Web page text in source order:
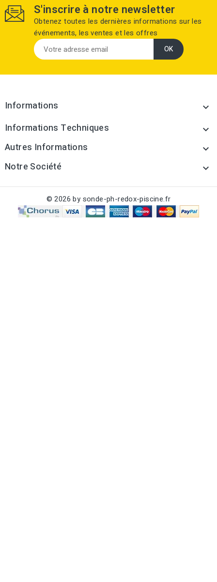
S'inscrire à notre newsletter
Obtenez toutes les dernières informations sur les
événements, les ventes et les offres
Informations 
Informations Techniques 
Autres Informations 
Notre Société 
© 2026 by sonde-ph-redox-piscine.fr